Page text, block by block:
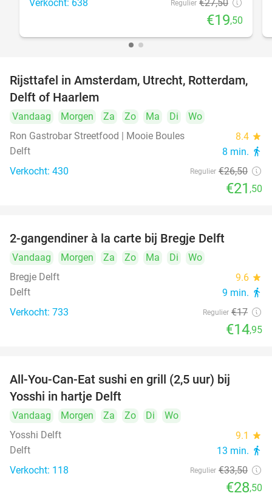
Verkocht: 638 Regulier €27,50
€19,50
19%
Rijsttafel in Amsterdam, Utrecht, Rotterdam,
Delft of Haarlem
Vandaag Morgen Za Zo Ma Di
Wo
Ron Gastrobar Streetfood | Mooie Boules
8.4 star
Delft 8 min. directions_walk
Verkocht: 430 Regulier €26,50
€21 ,50
2-gangendiner à la carte bij Bregje Delft
Vandaag Morgen Za Zo Ma Di
Wo
Bregje Delft
9.6 star
Delft 9 min. directions_walk
Verkocht: 733 Regulier €17
€14,95
All-You-Can-Eat sushi en grill (2,5 uur) bij
Yosshi in hartje Delft
Vandaag Morgen Za Zo Di
Wo
Yosshi Delft
9.1 star
Delft 13 min. directions_walk
Verkocht: 118 Regulier €33,50
€28,50